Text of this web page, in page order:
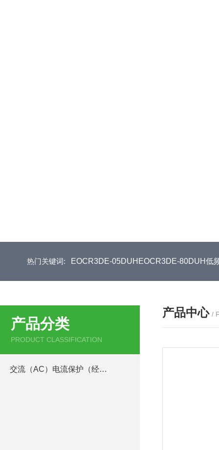
热门关键词: EOCR3DE-05DUHEOCR3DE-80DUH低
产品分类
PRODUCT CLASSIFICATION
交流（AC）电流保护（经济型）
产品中心 /